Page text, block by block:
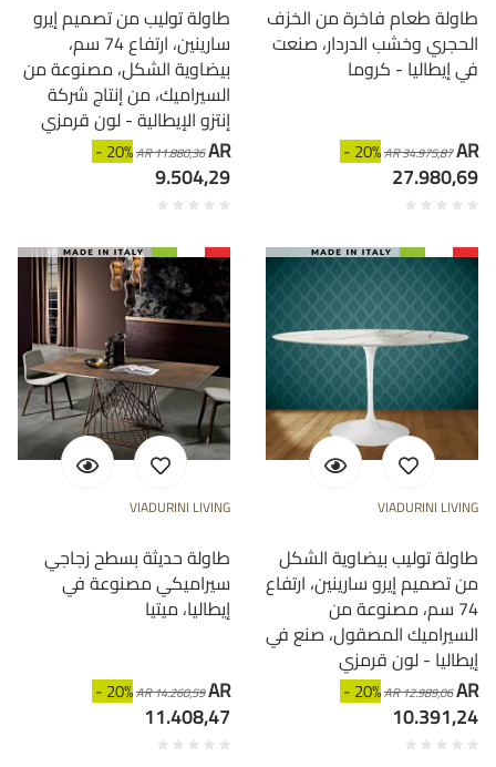
طاولة توليب من تصميم إيرو
سارينين، ارتفاع 74 سم،
بيضاوية الشكل، مصنوعة من
السيراميك، من إنتاج شركة
إنتزو الإيطالية - لون قرمزي
- 20%AR 11.880,36AR
9.504,29
طاولة طعام فاخرة من الخزف
الحجري وخشب الدردار، صنعت
في إيطاليا - كروما
- 20%AR 34.975,87AR
27.980,69
VIADURINI LIVING
طاولة حديثة بسطح زجاجي
سيراميكي مصنوعة في
إيطاليا، ميتيا
- 20%AR 14.260,59AR
11.408,47
VIADURINI LIVING
طاولة توليب بيضاوية الشكل
من تصميم إيرو سارينين، ارتفاع
74 سم، مصنوعة من
السيراميك المصقول، صنع في
إيطاليا - لون قرمزي
- 20%AR 12.989,06AR
10.391,24